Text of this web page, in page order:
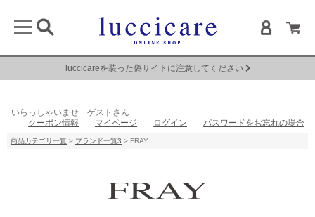
luccicareを装った偽サイトに注意してください
いらっしゃいませ ゲストさん
クーポン情報
マイページ ログイン パスワードをお忘れの場合
商品カテゴリ一覧 > ブランド一覧3 > FRAY